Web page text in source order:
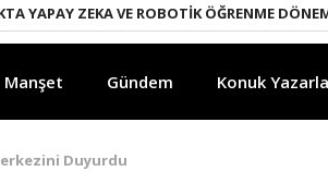
ZEKA VE ROBOTIK ÖĞRENME DÖNEMI
Manşet Gündem Konuk
Duyurdu